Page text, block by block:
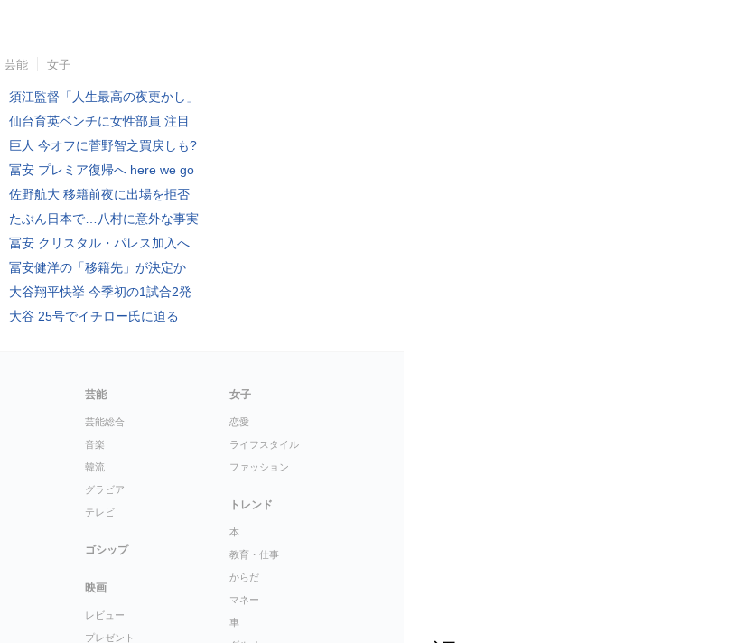
芸能 女子
須江監督「人生最高の夜更かし」
仙台育英ベンチに女性部員 注目
巨人 今オフに菅野智之買戻しも?
冨安 プレミア復帰へ here we go
佐野航大 移籍前夜に出場を拒否
たぶん日本で…八村に意外な事実
冨安 クリスタル・パレス加入へ
冨安健洋の「移籍先」が決定か
大谷翔平快挙 今季初の1試合2発
大谷 25号でイチロー氏に迫る
芸能
芸能総合
音楽
韓流
グラビア
テレビ
ゴシップ
映画
レビュー
プレゼント
女子
恋愛
ライフスタイル
ファッション
トレンド
本
教育・仕事
からだ
マネー
車